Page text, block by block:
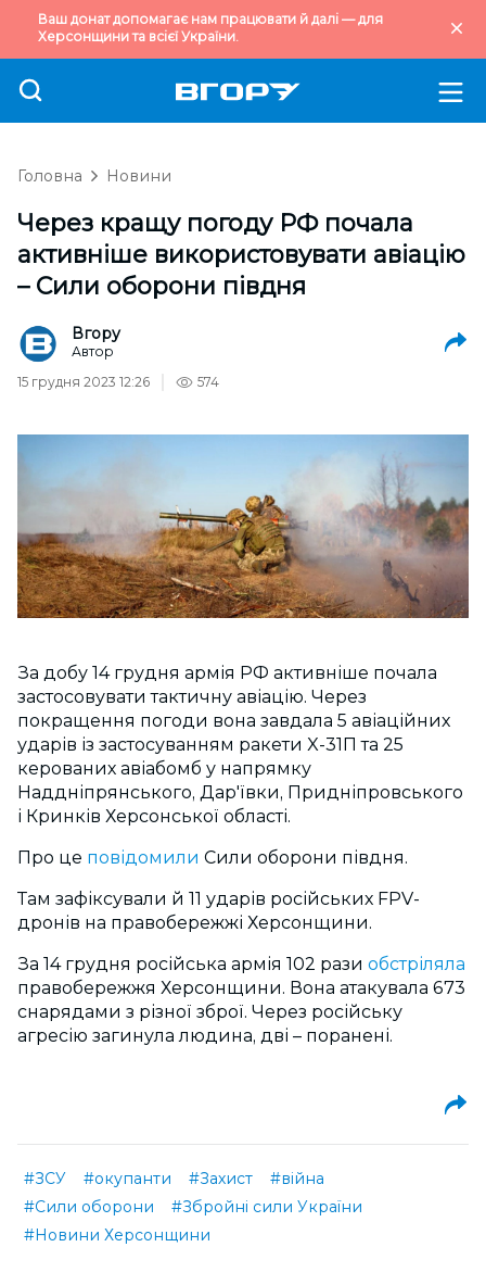
Ваш донат допомагає нам працювати й далі — для
Херсонщини та всієї України.
Головна Новини
Через кращу погоду РФ почала
активніше використовувати авіацію
– Сили оборони півдня
Вгору
Автор
15 грудня 2023 12:26
574
За добу 14 грудня армія РФ активніше почала
застосовувати тактичну авіацію. Через
покращення погоди вона завдала 5 авіаційних
ударів із застосуванням ракети X-31П та 25
керованих авіабомб у напрямку
Наддніпрянського, Дар'ївки, Придніпровського
і Кринків Херсонської області.
Про це повідомили Сили оборони півдня.
Там зафіксували й 11 ударів російських FPV-
дронів на правобережжі Херсонщини.
За 14 грудня російська армія 102 рази обстріляла
правобережжя Херсонщини. Вона атакувала 673
снарядами з різної зброї. Через російську
агресію загинула людина, дві – поранені.
#ЗСУ #окупанти #Захист
#війна
#Сили оборони
#Збройні сили України
#Новини Херсонщини